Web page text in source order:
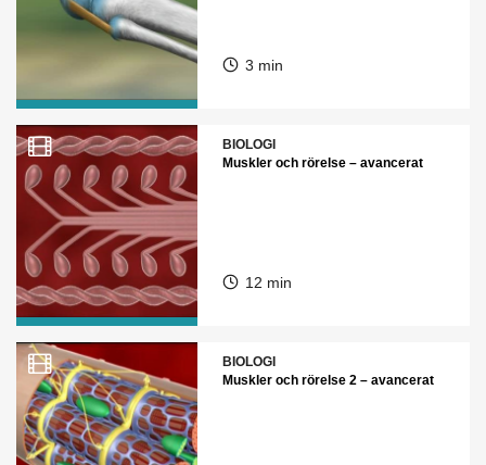
3 min
BIOLOGI
Muskler och rörelse – avancerat
12 min
BIOLOGI
Muskler och rörelse 2 – avancerat